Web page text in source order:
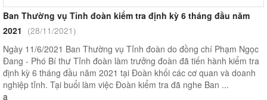
Ban Thường vụ Tỉnh đoàn kiểm tra định kỳ 6 tháng đầu năm
2021
(28/11/2021)
Ngày 11/6/2021 Ban Thường vụ Tỉnh đoàn do đồng chí Phạm Ngọc
Đang - Phó Bí thư Tỉnh đoàn làm trưởng đoàn đã tiến hành kiểm tra
định kỳ 6 tháng đầu năm 2021 tại Đoàn khối các cơ quan và doanh
nghiệp tỉnh. Tại buổi làm việc Đoàn kiểm tra đã nghe Ban ...
a